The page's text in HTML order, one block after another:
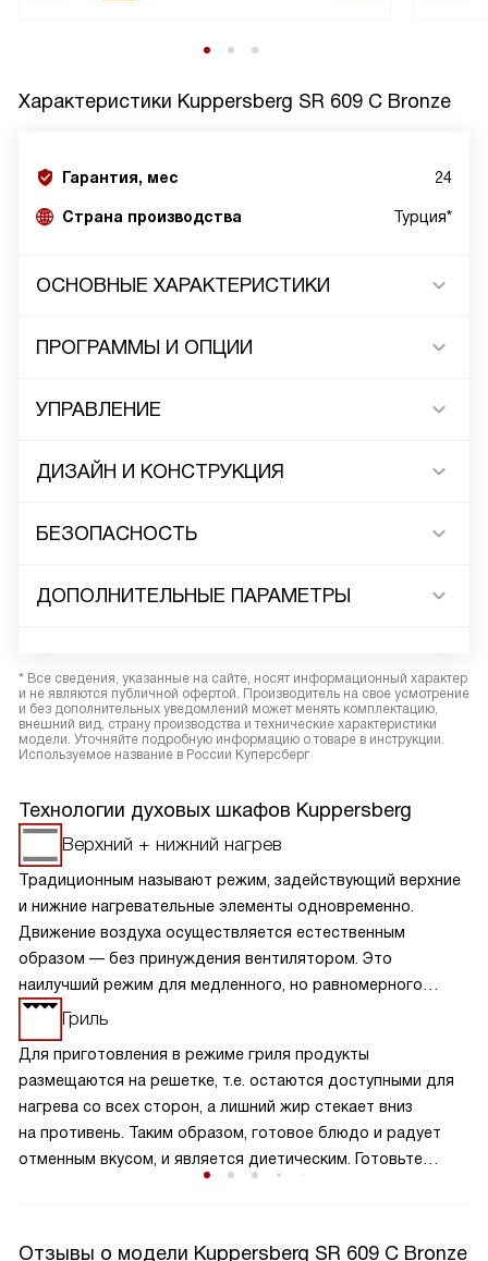
Характеристики Kuppersberg SR 609 C Bronze
Гарантия, мес 24
Страна производства Турция*
ОСНОВНЫЕ ХАРАКТЕРИСТИКИ
ПРОГРАММЫ И ОПЦИИ
УПРАВЛЕНИЕ
ДИЗАЙН И КОНСТРУКЦИЯ
БЕЗОПАСНОСТЬ
ДОПОЛНИТЕЛЬНЫЕ ПАРАМЕТРЫ
* Все сведения, указанные на сайте, носят информационный характер
и не являются публичной офертой. Производитель на свое усмотрение
и без дополнительных уведомлений может менять комплектацию,
внешний вид, страну производства и технические характеристики
модели. Уточняйте подробную информацию о товаре в инструкции.
Используемое название в России Куперсберг
Технологии духовых шкафов Kuppersberg
Верхний + нижний нагрев
Традиционным называют режим, задействующий верхние
и нижние нагревательные элементы одновременно.
Движение воздуха осуществляется естественным
образом — без принуждения вентилятором. Это
наилучший режим для медленного, но равномерного
пропекания изделий теста, а также начиненных овощами
мяса, птицы и рыбы.
Гриль
Для приготовления в режиме гриля продукты
размещаются на решетке, т.е. остаются доступными для
нагрева со всех сторон, а лишний жир стекает вниз
на противень. Таким образом, готовое блюдо и радует
отменным вкусом, и является диетическим. Готовьте
Отзывы о модели Kuppersberg SR 609 C Bronze